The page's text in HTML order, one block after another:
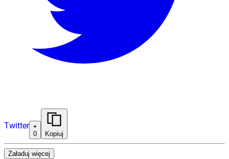
Twitter
0 Kopiuj
Załaduj więcej